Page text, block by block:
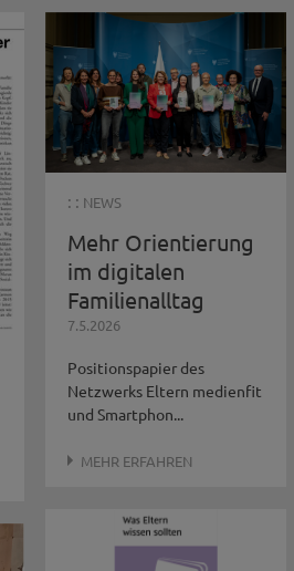
: : NEWS
Mehr Orientierung
im digitalen
Familienalltag
7.5.2026
Positionspapier des
Netzwerks Eltern medienfit
und Smartphon...
MEHR ERFAHREN